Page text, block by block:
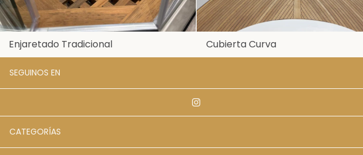
Enjaretado Tradicional Cubierta Curva
SEGUINOS EN
CATEGORÍAS